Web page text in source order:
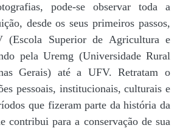
pode-se observar toda a
desde os seus primeiros passos,
(Escola Superior de Agricultura e
pela Uremg (Universidade Rural
Gerais) até a UFV. Retratam o
pessoais, institucionais, culturais e
que fizeram parte da história da
contribui para a conservação de sua